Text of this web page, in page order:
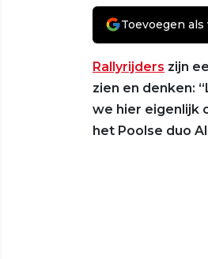
Toevoegen
Rallyrijders zijn
zien en denken:
we hier eigenlijk
het Poolse duo